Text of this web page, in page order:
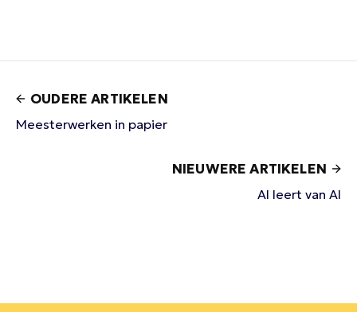
OUDERE ARTIKELEN
Meesterwerken in papier
NIEUWERE ARTIKELEN
AI leert van AI